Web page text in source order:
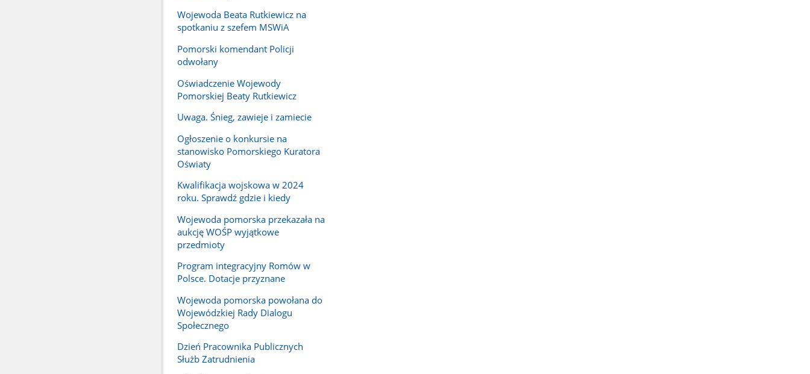
Wojewoda Beata Rutkiewicz na
spotkaniu z szefem MSWiA
Pomorski komendant Policji
odwołany
Oświadczenie Wojewody
Pomorskiej Beaty Rutkiewicz
Uwaga. Śnieg, zawieje i zamiecie
Ogłoszenie o konkursie na
stanowisko Pomorskiego Kuratora
Oświaty
Kwalifikacja wojskowa w 2024
roku. Sprawdź gdzie i kiedy
Wojewoda pomorska przekazała na
aukcję WOŚP wyjątkowe
przedmioty
Program integracyjny Romów w
Polsce. Dotacje przyznane
Wojewoda pomorska powołana do
Wojewódzkiej Rady Dialogu
Społecznego
Dzień Pracownika Publicznych
Służb Zatrudnienia